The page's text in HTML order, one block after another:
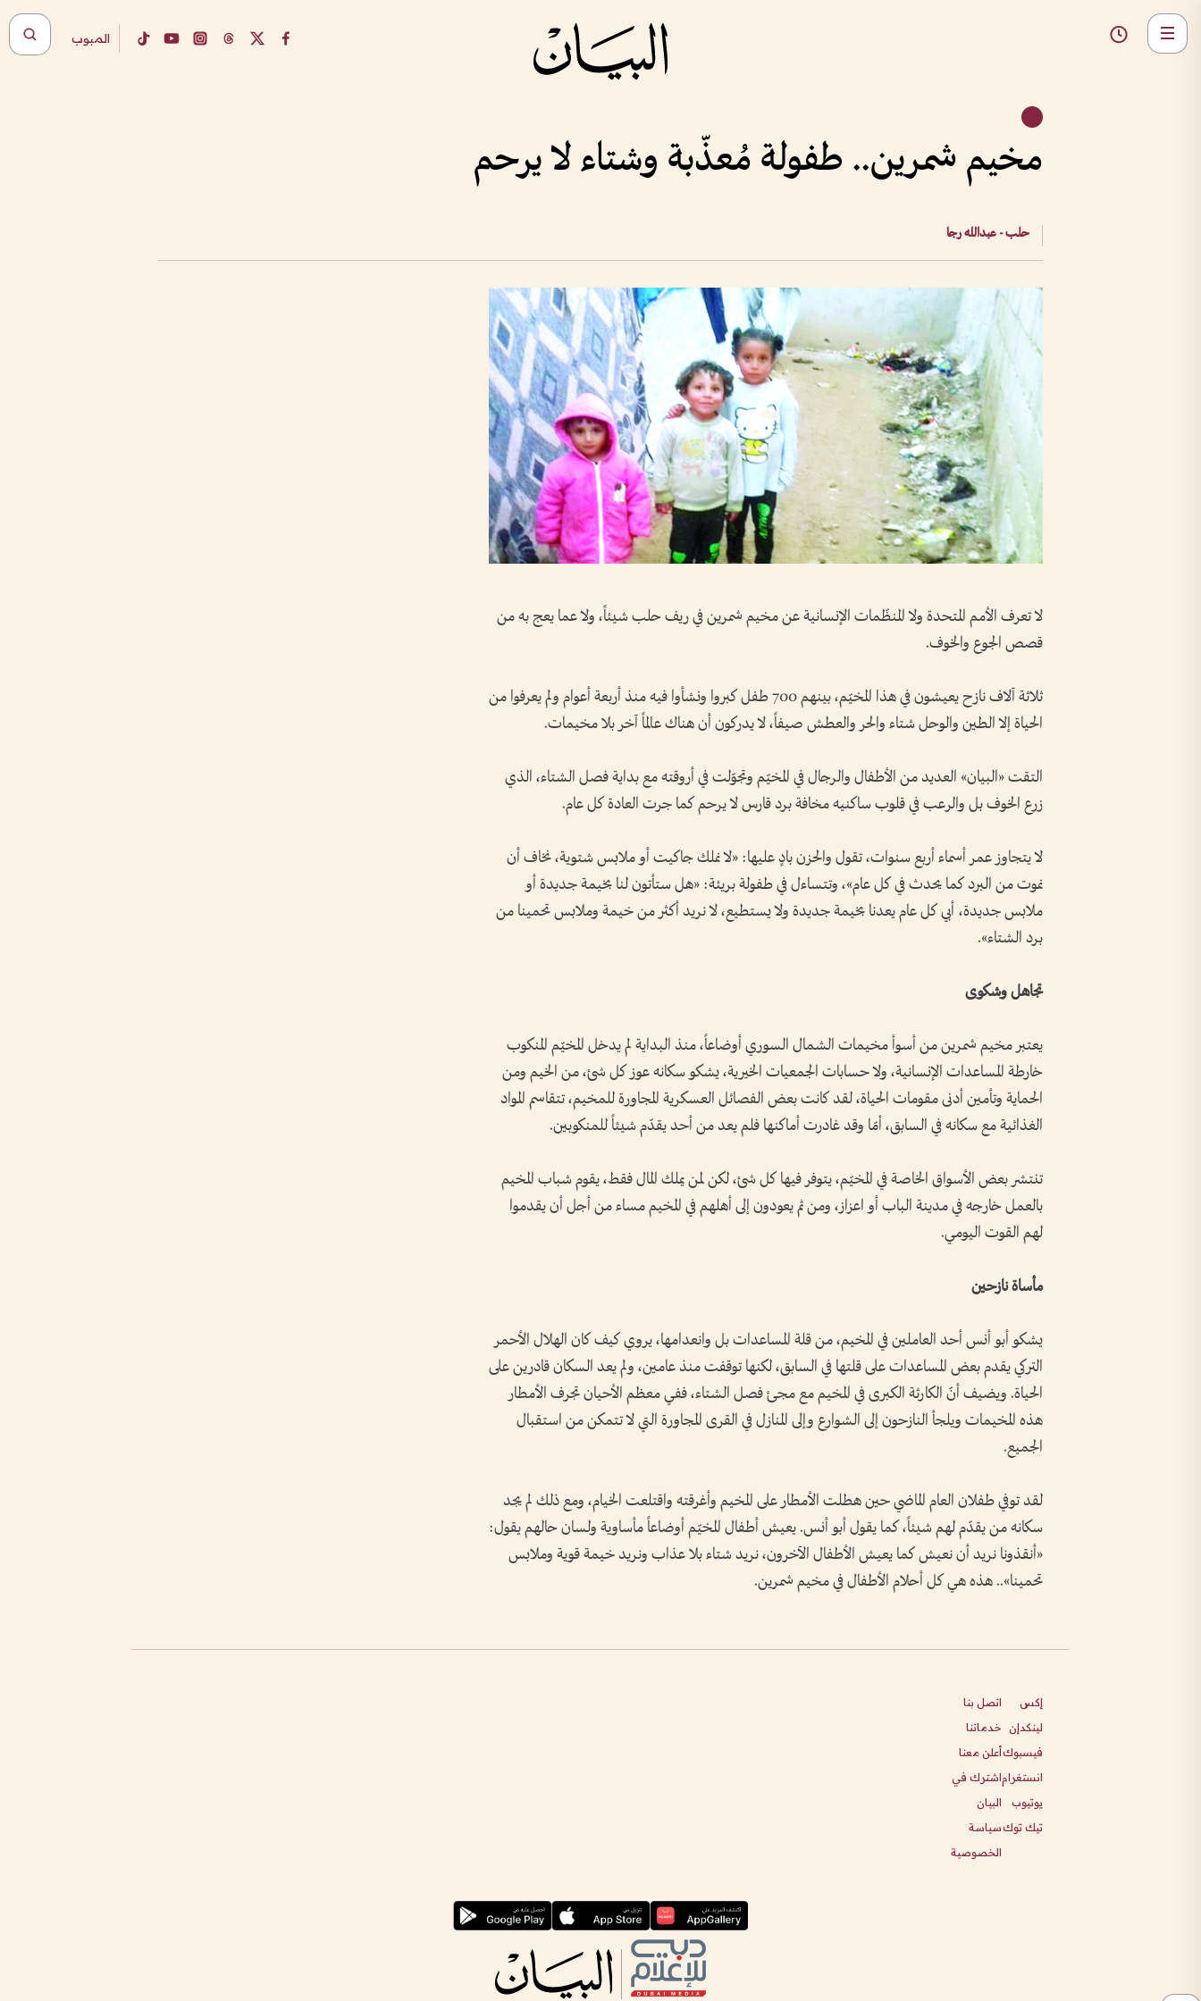
المبوب
مخيم شمرين.. طفولة مُعذّبة وشتاء لا يرحم
حلب - عبدالله رجا
لا تعرف الأمم المتحدة ولا المنظّمات الإنسانية عن مخيم شمرين في ريف حلب شيئاً، ولا عما يعج به من
قصص الجوع والخوف.
ثلاثة آلاف نازح يعيشون في هذا المخيّم، بينهم 700 طفل كبروا ونشأوا فيه منذ أربعة أعوام ولم يعرفوا من
الحياة إلا الطين والوحل شتاء والحر والعطش صيفاً، لا يدركون أن هناك عالماً آخر بلا مخيمات.
التقت «البيان» العديد من الأطفال والرجال في المخيّم وتجوّلت في أروقته مع بداية فصل الشتاء، الذي
زرع الخوف بل والرعب في قلوب ساكنيه مخافة برد قارس لا يرحم كما جرت العادة كل عام.
لا يتجاوز عمر أسماء أربع سنوات، تقول والحزن بادٍ عليها: «لا نملك جاكيت أو ملابس شتوية، نخاف أن
نموت من البرد كما يحدث في كل عام»، وتتساءل في طفولة بريئة: «هل ستأتون لنا بخيمة جديدة أو
ملابس جديدة، أبي كل عام يعدنا بخيمة جديدة ولا يستطيع، لا نريد أكثر من خيمة وملابس تحمينا من
برد الشتاء».
تجاهل وشكوى
يعتبر مخيم شمرين من أسوأ مخيمات الشمال السوري أوضاعاً، منذ البداية لم يدخل المخيّم المنكوب
خارطة المساعدات الإنسانية، ولا حسابات الجمعيات الخيرية، يشكو سكانه عوز كل شئ، من الخيم ومن
الحماية وتأمين أدنى مقومات الحياة، لقد كانت بعض الفصائل العسكرية المجاورة للمخيم، تتقاسم المواد
الغذائية مع سكانه في السابق، أمّا وقد غادرت أماكنها فلم يعد من أحد يقدّم شيئاً للمنكوبين.
تنتشر بعض الأسواق الخاصة في المخيّم، يتوفر فيها كل شئ، لكن لمن يملك المال فقط، يقوم شباب المخيم
بالعمل خارجه في مدينة الباب أو اعزاز، ومن ثم يعودون إلى أهلهم في المخيم مساء من أجل أن يقدموا
لهم القوت اليومي.
مأساة نازحين
يشكو أبو أنس أحد العاملين في المخيم، من قلة المساعدات بل وانعدامها، يروي كيف كان الهلال الأحمر
التركي يقدم بعض المساعدات على قلتها في السابق، لكنها توقفت منذ عامين، ولم يعد السكان قادرين على
الحياة. ويضيف أنّ الكارثة الكبرى في المخيم مع مجئ فصل الشتاء، ففي معظم الأحيان تجرف الأمطار
هذه المخيمات ويلجأ النازحون إلى الشوارع وإلى المنازل في القرى المجاورة التي لا تتمكن من استقبال
الجميع.
لقد توفي طفلان العام الماضي حين هطلت الأمطار على المخيم وأغرقته واقتلعت الخيام، ومع ذلك لم يجد
سكانه من يقدّم لهم شيئاً، كما يقول أبو أنس. يعيش أطفال المخيّم أوضاعاً مأساوية ولسان حالهم يقول:
«أنقذونا نريد أن نعيش كما يعيش الأطفال الآخرون، نريد شتاء بلا عذاب ونريد خيمة قوية وملابس
تحمينا».. هذه هي كل أحلام الأطفال في مخيم شمرين.
إكس
لينكدإن
فيسبوك
انستغرام
يوتيوب
تيك توك
اتصل بنا
خدماتنا
أعلن معنا
اشترك في
البيان
سياسة
الخصوصية